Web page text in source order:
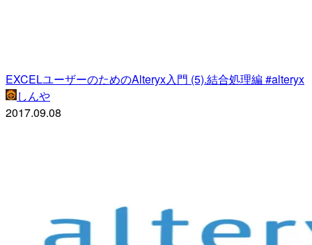
EXCELユーザーのためのAlteryx入門 (5).結合処理編 #alteryx
しんや
2017.09.08